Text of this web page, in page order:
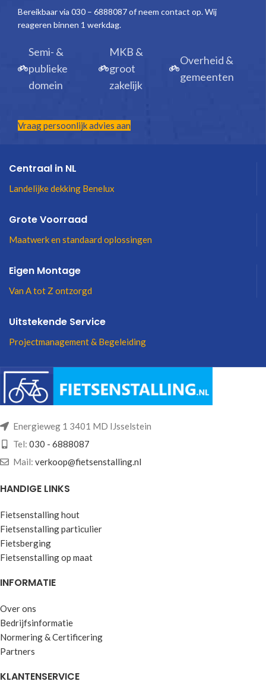
Bereikbaar via 030 – 6888087 of neem contact op. Wij
reageren binnen 1 werkdag.
Semi- &
publieke
domein
MKB &
groot
zakelijk
Overheid &
gemeenten
Vraag persoonlijk advies aan
Centraal in NL
Landelijke dekking Benelux
Grote Voorraad
Maatwerk en standaard oplossingen
Eigen Montage
Van A tot Z ontzorgd
Uitstekende Service
Projectmanagement & Begeleiding
Energieweg 1 3401 MD IJsselstein
Tel: 030 - 6888087
Mail: verkoop@fietsenstalling.nl
HANDIGE LINKS
Fietsenstalling hout
Fietsenstalling particulier
Fietsberging
Fietsenstalling op maat
INFORMATIE
Over ons
Bedrijfsinformatie
Normering & Certificering
Partners
KLANTENSERVICE